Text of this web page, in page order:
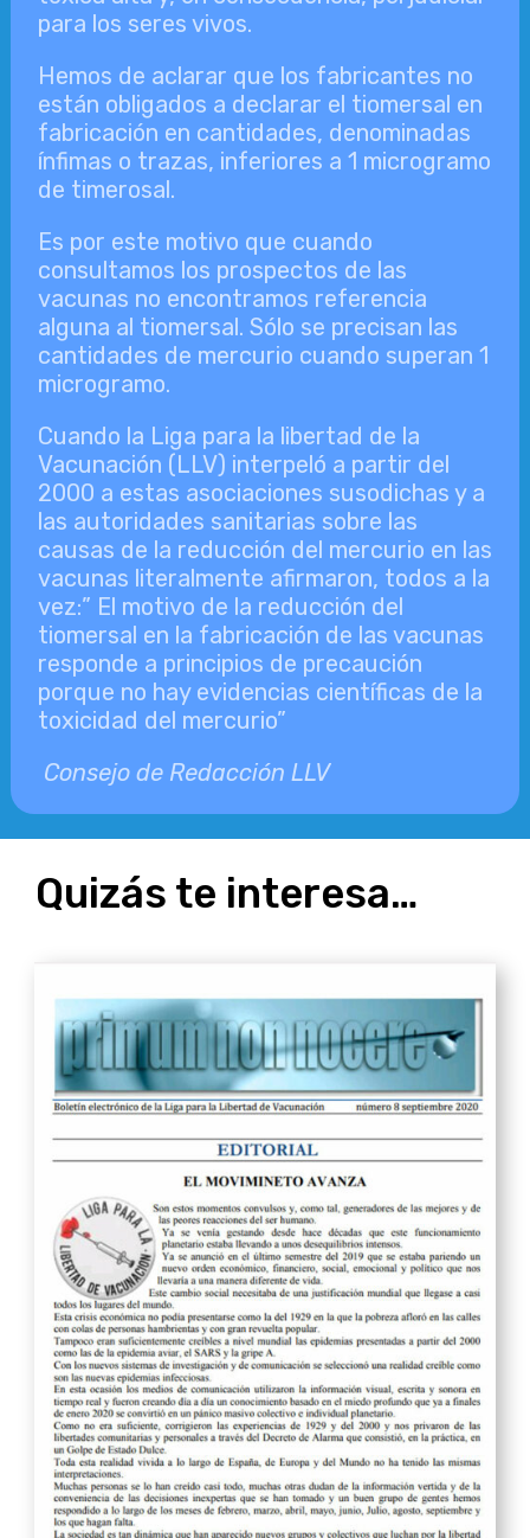
para los seres vivos.
Hemos de aclarar que los fabricantes no
están obligados a declarar el tiomersal en
fabricación en cantidades, denominadas
ínfimas o trazas, inferiores a 1 microgramo
de timerosal.
Es por este motivo que cuando
consultamos los prospectos de las
vacunas no encontramos referencia
alguna al tiomersal. Sólo se precisan las
cantidades de mercurio cuando superan 1
microgramo.
Cuando la Liga para la libertad de la
Vacunación (LLV) interpeló a partir del
2000 a estas asociaciones susodichas y a
las autoridades sanitarias sobre las
causas de la reducción del mercurio en las
vacunas literalmente afirmaron, todos a la
vez:” El motivo de la reducción del
tiomersal en la fabricación de las vacunas
responde a principios de precaución
porque no hay evidencias científicas de la
toxicidad del mercurio”
Consejo de Redacción LLV
Quizás te interesa…